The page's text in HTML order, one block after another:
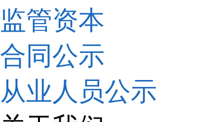
监管资本
合同公示
从业人员公示